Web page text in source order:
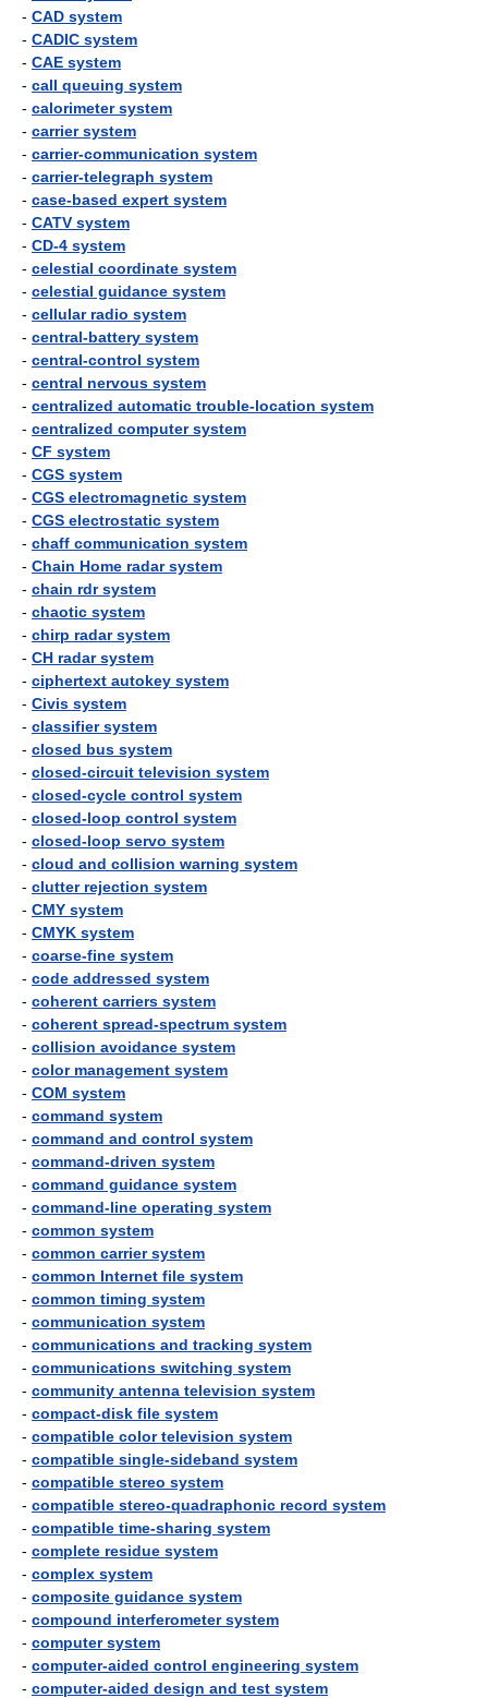
- CAD system
- CADIC system
- CAE system
- call queuing system
- calorimeter system
- carrier system
- carrier-communication system
- carrier-telegraph system
- case-based expert system
- CATV system
- CD-4 system
- celestial coordinate system
- celestial guidance system
- cellular radio system
- central-battery system
- central-control system
- central nervous system
- centralized automatic trouble-location system
- centralized computer system
- CF system
- CGS system
- CGS electromagnetic system
- CGS electrostatic system
- chaff communication system
- Chain Home radar system
- chain rdr system
- chaotic system
- chirp radar system
- CH radar system
- ciphertext autokey system
- Civis system
- classifier system
- closed bus system
- closed-circuit television system
- closed-cycle control system
- closed-loop control system
- closed-loop servo system
- cloud and collision warning system
- clutter rejection system
- CMY system
- CMYK system
- coarse-fine system
- code addressed system
- coherent carriers system
- coherent spread-spectrum system
- collision avoidance system
- color management system
- COM system
- command system
- command and control system
- command-driven system
- command guidance system
- command-line operating system
- common system
- common carrier system
- common Internet file system
- common timing system
- communication system
- communications and tracking system
- communications switching system
- community antenna television system
- compact-disk file system
- compatible color television system
- compatible single-sideband system
- compatible stereo system
- compatible stereo-quadraphonic record system
- compatible time-sharing system
- complete residue system
- complex system
- composite guidance system
- compound interferometer system
- computer system
- computer-aided control engineering system
- computer-aided design and test system